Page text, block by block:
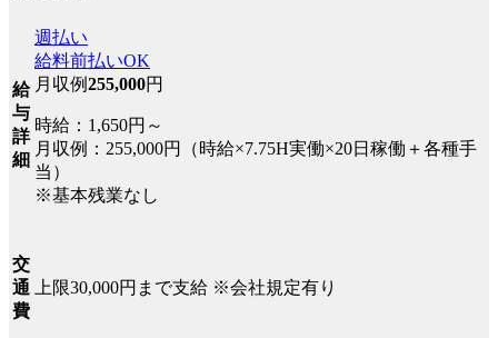
給
与
詳
細
週払い
給料前払いOK
月収例255,000円
時給：1,650円～
月収例：255,000円（時給×7.75H実働×20日稼働＋各種手
当）
※基本残業なし
交
通
費
上限30,000円まで支給 ※会社規定有り